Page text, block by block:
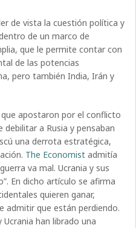
de vista la cuestión política y
de un marco de
que le permite contar con
de las potencias
pero también India, Irán y
apostaron por el conflicto
a Rusia y pensaban
una derrota estratégica,
The Economist admitía
va mal. Ucrania y sus
En dicho artículo se afirma
quieren ganar,
admitir que están perdiendo.
han librado una